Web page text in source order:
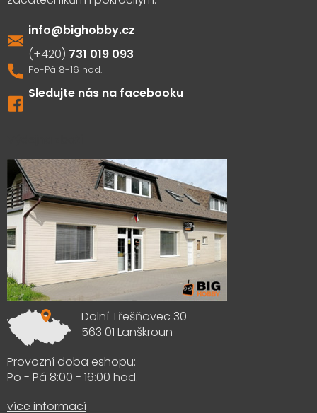
info@bighobby.cz
731 019 093
Sledujte nás na facebooku
Dolní Třešňovec 30
563 01 Lanškroun
Provozní doba eshopu:
Po - Pá 8:00 - 16:00 hod.
více informací